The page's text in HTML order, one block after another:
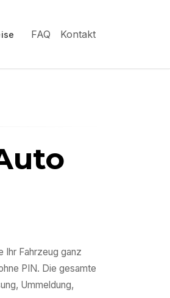
FAQ Kontakt
Ihr Fahrzeug ganz
PIN. Die gesamte
Ummeldung,